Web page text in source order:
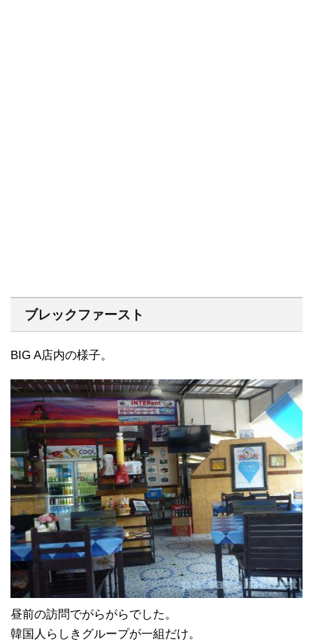
ブレックファースト
BIG A店内の様子。
昼前の訪問でがらがらでした。
韓国人らしきグループが一組だけ。